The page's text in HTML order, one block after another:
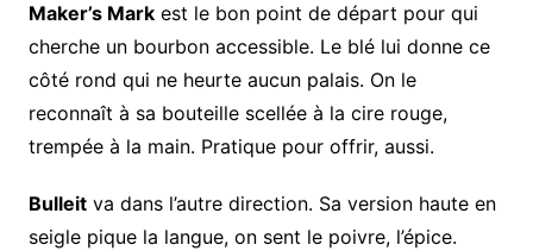
Maker’s Markest le bon point de départ pour qui
cherche un bourbon accessible. Le blé lui donne ce
côté rond qui ne heurte aucun palais. On le
reconnaît à sa bouteille scellée à la cire rouge,
trempée à la main. Pratique pour offrir, aussi.
Bulleitva dans l’autre direction. Sa version haute en
seigle pique la langue, on sent le poivre, l’épice.